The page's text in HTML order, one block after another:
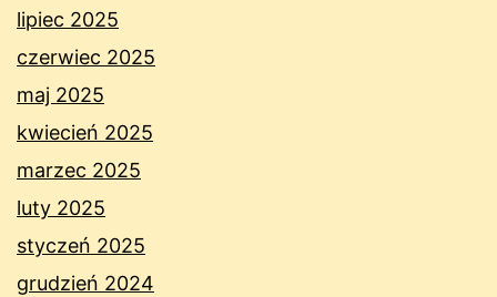
lipiec 2025
czerwiec 2025
maj 2025
kwiecień 2025
marzec 2025
luty 2025
styczeń 2025
grudzień 2024